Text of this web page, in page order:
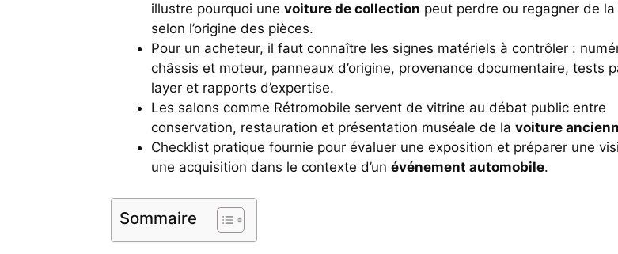
illustre pourquoi une voiture de collection peut perdre ou regagner de
selon l’origine des pièces.
Pour un acheteur, il faut connaître les signes matériels à contrôler :
châssis et moteur, panneaux d’origine, provenance documentaire, tests
layer et rapports d’expertise.
Les salons comme Rétromobile servent de vitrine au débat public entre
conservation, restauration et présentation muséale de la voiture
Checklist pratique fournie pour évaluer une exposition et préparer une
une acquisition dans le contexte d’un événement automobile.
Sommaire